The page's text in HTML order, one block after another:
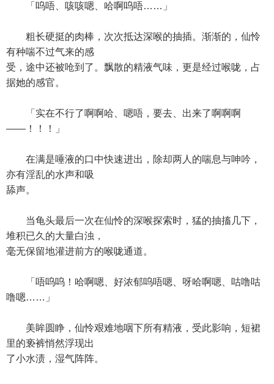
「呜唔、咳咳嗯、哈啊呜唔……」
粗长硬挺的肉棒，次次抵达深喉的抽插。渐渐的，仙怜
有种喘不过气来的感
受，途中还被呛到了。飘散的精液气味，更是经过喉咙，占
据她的感官。
「实在不行了啊啊哈、嗯唔，要去、出来了啊啊啊
——！！！」
在满是唾液的口中快速进出，除却两人的喘息与呻吟，
亦有淫乱的水声和吸
舔声。
当龟头最后一次在仙怜的深喉探索时，猛的抽搐几下，
堆积已久的大量白浊，
毫无保留地灌进前方的喉咙通道。
「唔呜呜！哈啊嗯、好浓郁呜唔嗯、呀哈啊嗯、咕噜咕
噜嗯……」
美眸圆睁，仙怜艰难地咽下所有精液，受此影响，短裙
里的亵裤悄然浮现出
了小水渍，湿气阵阵。